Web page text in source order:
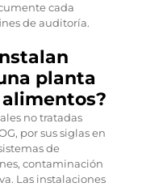
cada
de auditoría.
planta
no tratadas
por sus siglas en
de
contaminación
Las instalaciones